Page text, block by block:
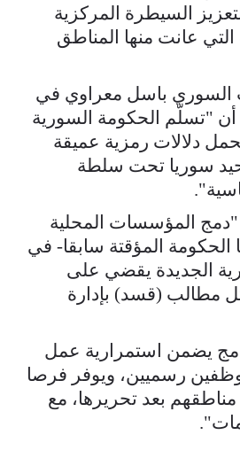
السيطرة المركزية
التي عانت منها المناطق
السوري باسل معراوي في
"تسلّم الحكومة السورية
دلالات رمزية عميقة
سوريا تحت سلطة
المؤسسات المحلية
المؤقتة سابقا- في
الجديدة يقضي على
مطالب (قسد) بإدارة
يضمن استمرارية عمل
رسميين، ويوفر فرصا
مناطقهم بعد تحريرها، مع